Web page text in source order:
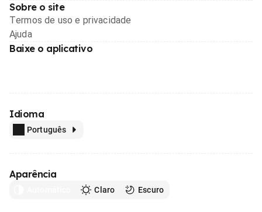
Sobre o site
Termos de uso e privacidade
Ajuda
Baixe o aplicativo
Idioma
Português
Aparência
Claro Escuro